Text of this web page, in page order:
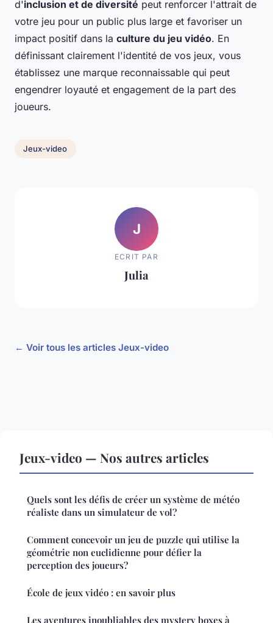
d'inclusion et de diversité peut renforcer l'attrait de
votre jeu pour un public plus large et favoriser un
impact positif dans la culture du jeu vidéo. En
définissant clairement l'identité de vos jeux, vous
établissez une marque reconnaissable qui peut
engendrer loyauté et engagement de la part des
joueurs.
Jeux-video
J
ECRIT PAR
Julia
← Voir tous les articles Jeux-video
Jeux-video — Nos autres articles
Quels sont les défis de créer un système de météo
réaliste dans un simulateur de vol?
Comment concevoir un jeu de puzzle qui utilise la
géométrie non euclidienne pour défier la
perception des joueurs?
École de jeux vidéo : en savoir plus
Les aventures inoubliables des mystery boxes à